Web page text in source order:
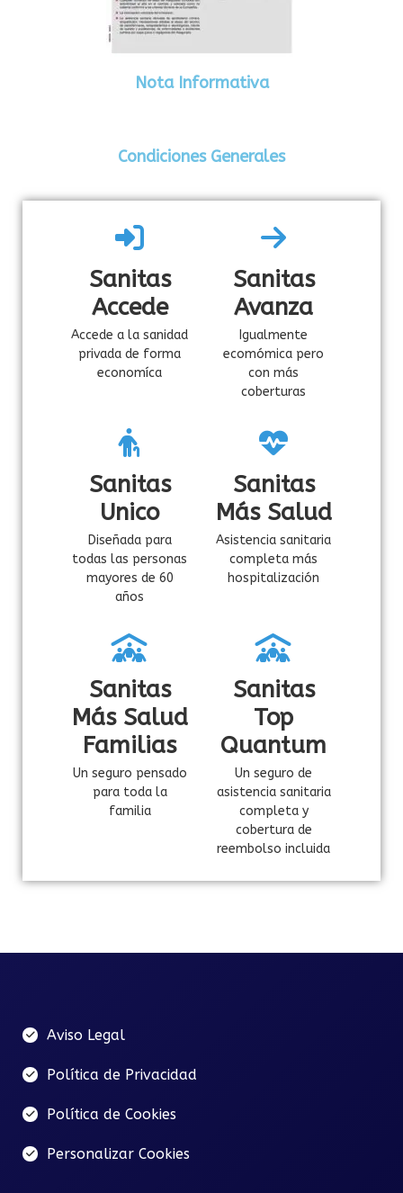
Nota Informativa
Condiciones Generales
Sanitas
Accede
Accede a la sanidad
privada de forma
economíca
Sanitas
Avanza
Igualmente
ecomómica pero
con más
coberturas
Sanitas
Unico
Diseñada para
todas las personas
mayores de 60
años
Sanitas
Más Salud
Asistencia sanitaria
completa más
hospitalización
Sanitas
Más Salud
Familias
Un seguro pensado
para toda la
familia
Sanitas
Top
Quantum
Un seguro de
asistencia sanitaria
completa y
cobertura de
reembolso incluida
Aviso Legal
Política de Privacidad
Política de Cookies
Personalizar Cookies